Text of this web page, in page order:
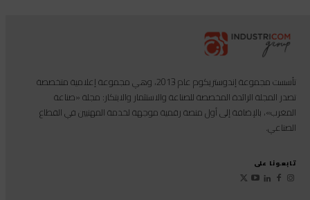
تأسست مجموعة إندوستريكوم عام 2013، وهي مجموعة إعلامية متخصصة
تصدر المجلة الرائدة المخصصة للصناعة والاستثمار والابتكار: مجلة «صناعة
المغرب»، بالإضافة إلى أول منصة رقمية موجهة لخدمة المهنيين في القطاع
الصناعي.
تابعونا على